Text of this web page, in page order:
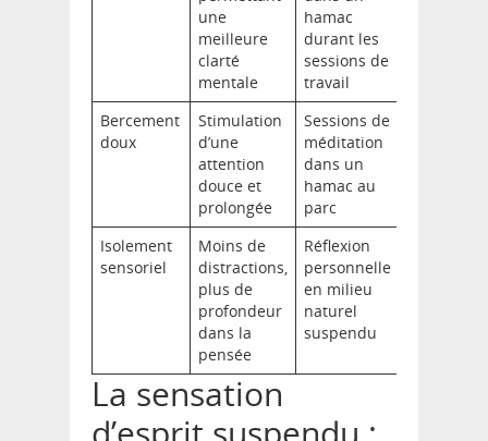
une
meilleure
clarté
mentale
hamac
durant les
sessions de
travail
Bercement
doux
Stimulation
d’une
attention
douce et
prolongée
Sessions de
méditation
dans un
hamac au
parc
Isolement
sensoriel
Moins de
distractions,
plus de
profondeur
dans la
pensée
Réflexion
personnelle
en milieu
naturel
suspendu
La sensation